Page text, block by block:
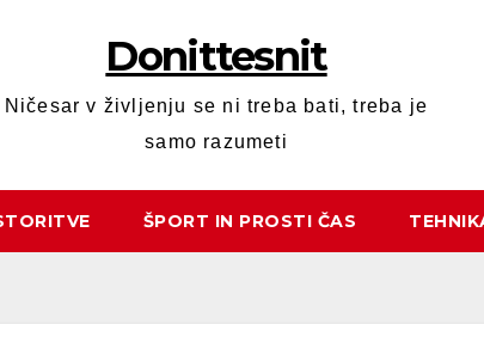
Donittesnit
Ničesar v življenju se ni treba bati, treba je
samo razumeti
ŠPORT IN PROSTI ČAS